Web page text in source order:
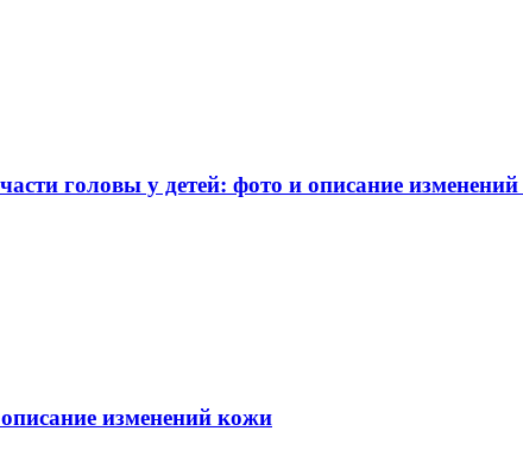
головы у детей: фото и описание
изменений кожи